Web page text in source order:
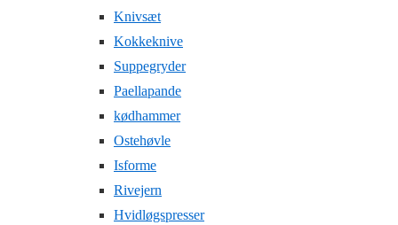
Knivsæt
Kokkeknive
Suppegryder
Paellapande
kødhammer
Ostehøvle
Isforme
Rivejern
Hvidløgspresser